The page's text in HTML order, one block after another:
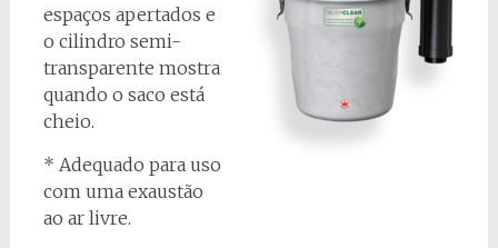
espaços apertados e
o cilindro semi-
transparente mostra
quando o saco está
cheio.
* Adequado para uso
com uma exaustão
ao ar livre.